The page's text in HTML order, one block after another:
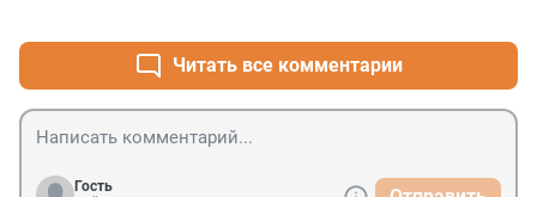
Читать все комментарии
Гость